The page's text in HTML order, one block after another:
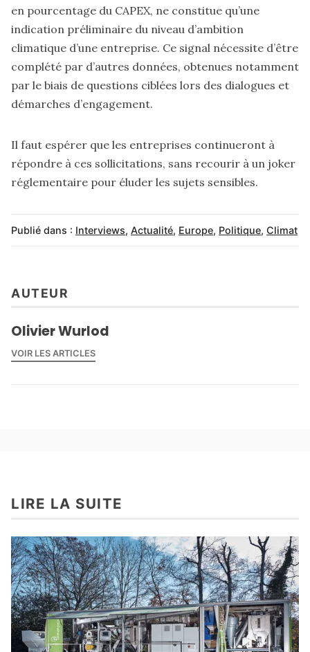
en pourcentage du CAPEX, ne constitue qu’une
indication préliminaire du niveau d’ambition
climatique d’une entreprise. Ce signal nécessite d’être
complété par d’autres données, obtenues notamment
par le biais de questions ciblées lors des dialogues et
démarches d’engagement.
Il faut espérer que les entreprises continueront à
répondre à ces sollicitations, sans recourir à un joker
réglementaire pour éluder les sujets sensibles.
Publié dans : Interviews, Actualité, Europe, Politique, Climat
AUTEUR
Olivier Wurlod
VOIR LES ARTICLES
LIRE LA SUITE